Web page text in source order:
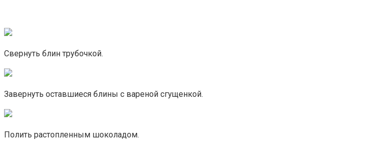
Свернуть блин трубочкой.
Завернуть оставшиеся блины с вареной сгущенкой.
Полить растопленным шоколадом.